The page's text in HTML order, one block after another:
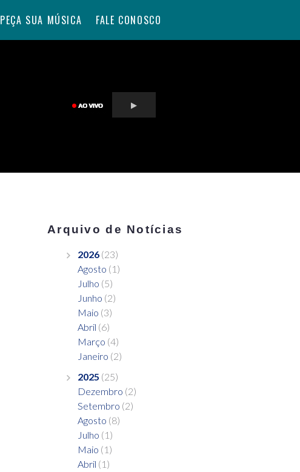
PEÇA SUA MÚSICA FALE CONOSCO
Arquivo de Notícias
2026 (23)
Agosto (1)
Julho (5)
Junho (2)
Maio (3)
Abril (6)
Março (4)
Janeiro (2)
2025 (25)
Dezembro (2)
Setembro (2)
Agosto (8)
Julho (1)
Maio (1)
Abril (1)